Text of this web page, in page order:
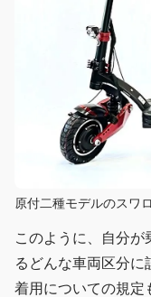
原付二種モデルのスワ
このように、自分が
るどんな車両区分
着用についての規定